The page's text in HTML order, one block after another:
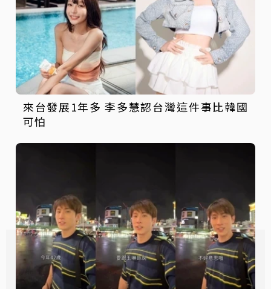
來台發展1年多 李多慧認台灣這件事比韓國
可怕